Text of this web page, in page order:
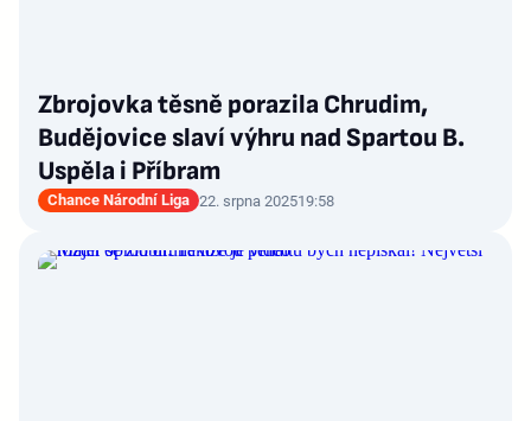
Zbrojovka těsně porazila Chrudim,
Budějovice slaví výhru nad Spartou B.
Uspěla i Příbram
Chance Národní Liga 22. srpna 202519:58